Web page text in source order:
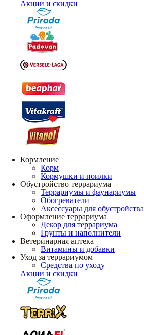
Акции и скидки
Кормление
Корм
Кормушки и поилки
Обустройство террариума
Террариумы и фаунариумы
Обогреватели
Аксессуары для обустройства
Оформление террариума
Декор для террариума
Грунты и наполнители
Ветеринарная аптека
Витамины и добавки
Уход за террариумом
Средства по уходу
Акции и скидки